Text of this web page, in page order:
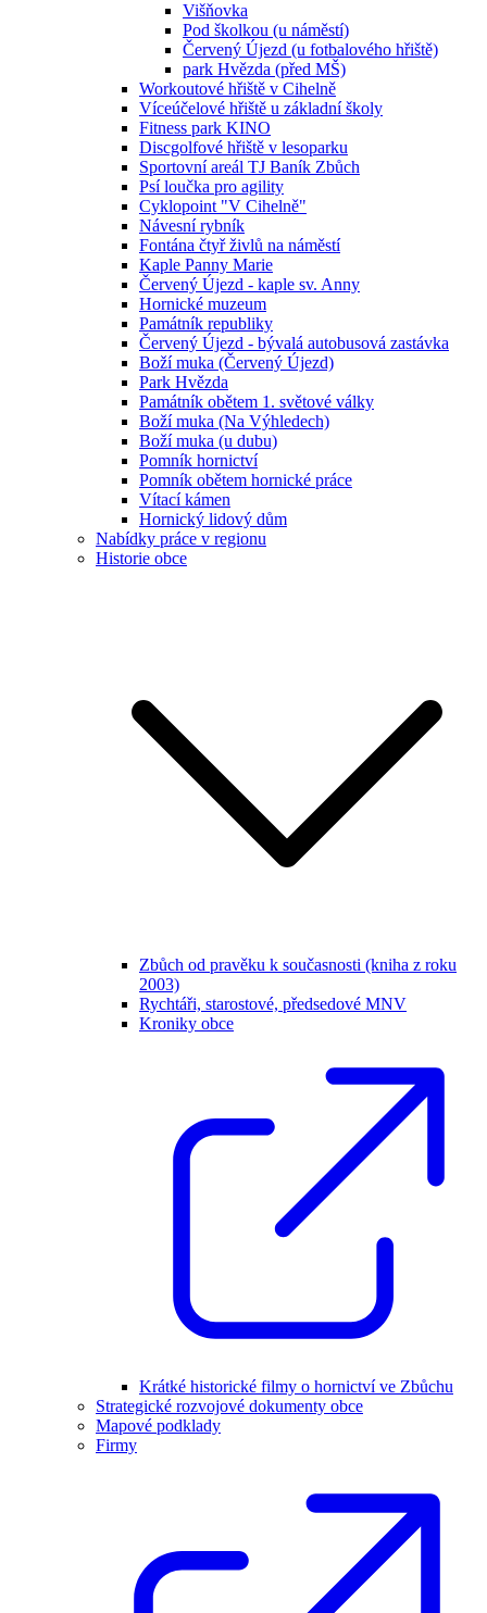
Višňovka
Pod školkou (u náměstí)
Červený Újezd (u fotbalového hřiště)
park Hvězda (před MŠ)
Workoutové hřiště v Cihelně
Víceúčelové hřiště u základní školy
Fitness park KINO
Discgolfové hřiště v lesoparku
Sportovní areál TJ Baník Zbůch
Psí loučka pro agility
Cyklopoint "V Cihelně"
Návesní rybník
Fontána čtyř živlů na náměstí
Kaple Panny Marie
Červený Újezd - kaple sv. Anny
Hornické muzeum
Památník republiky
Červený Újezd - bývalá autobusová zastávka
Boží muka (Červený Újezd)
Park Hvězda
Památník obětem 1. světové války
Boží muka (Na Výhledech)
Boží muka (u dubu)
Pomník hornictví
Pomník obětem hornické práce
Vítací kámen
Hornický lidový dům
Nabídky práce v regionu
Historie obce
Zbůch od pravěku k současnosti (kniha z roku
2003)
Rychtáři, starostové, předsedové MNV
Kroniky obce
Krátké historické filmy o hornictví ve Zbůchu
Strategické rozvojové dokumenty obce
Mapové podklady
Firmy